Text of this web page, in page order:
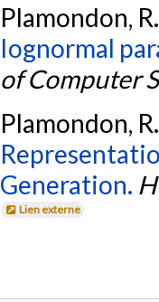
Plamondon,
Iognormal
of Computer
Plamondon,
Generation.
Lien externe